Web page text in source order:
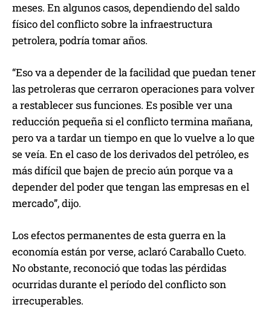
meses. En algunos casos, dependiendo del saldo
físico del conflicto sobre la infraestructura
petrolera, podría tomar años.
“Eso va a depender de la facilidad que puedan tener
las petroleras que cerraron operaciones para volver
a restablecer sus funciones. Es posible ver una
reducción pequeña si el conflicto termina mañana,
pero va a tardar un tiempo en que lo vuelve a lo que
se veía. En el caso de los derivados del petróleo, es
más difícil que bajen de precio aún porque va a
depender del poder que tengan las empresas en el
mercado”, dijo.
Los efectos permanentes de esta guerra en la
economía están por verse, aclaró Caraballo Cueto.
No obstante, reconoció que todas las pérdidas
ocurridas durante el período del conflicto son
irrecuperables.